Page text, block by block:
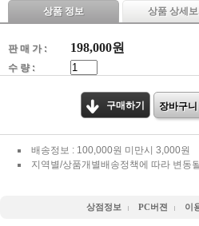
상품 정보 상품 상세보
판 매 가 : 198,000원
수 량 :
구매하기 장바구니
배송정보 : 100,000원 미만시 3,000원
지역별/상품개별배송정책에 따라 변동
상점정보 PC버젼 이